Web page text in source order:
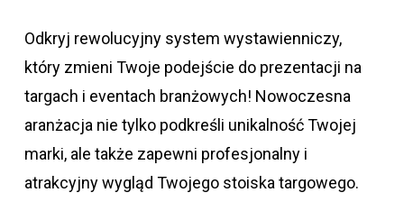
Odkryj rewolucyjny system wystawienniczy,
który zmieni Twoje podejście do prezentacji na
targach i eventach branżowych! Nowoczesna
aranżacja nie tylko podkreśli unikalność Twojej
marki, ale także zapewni profesjonalny i
atrakcyjny wygląd Twojego stoiska targowego.